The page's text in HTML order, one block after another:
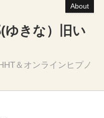
About
ゆきな）旧い
＆オンラインヒプノ